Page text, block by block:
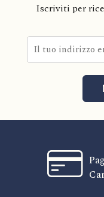
Iscriviti per